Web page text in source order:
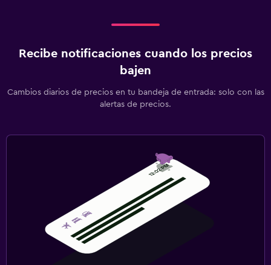
Recibe notificaciones cuando los precios
bajen
Cambios diarios de precios en tu bandeja de entrada: solo con las
alertas de precios.